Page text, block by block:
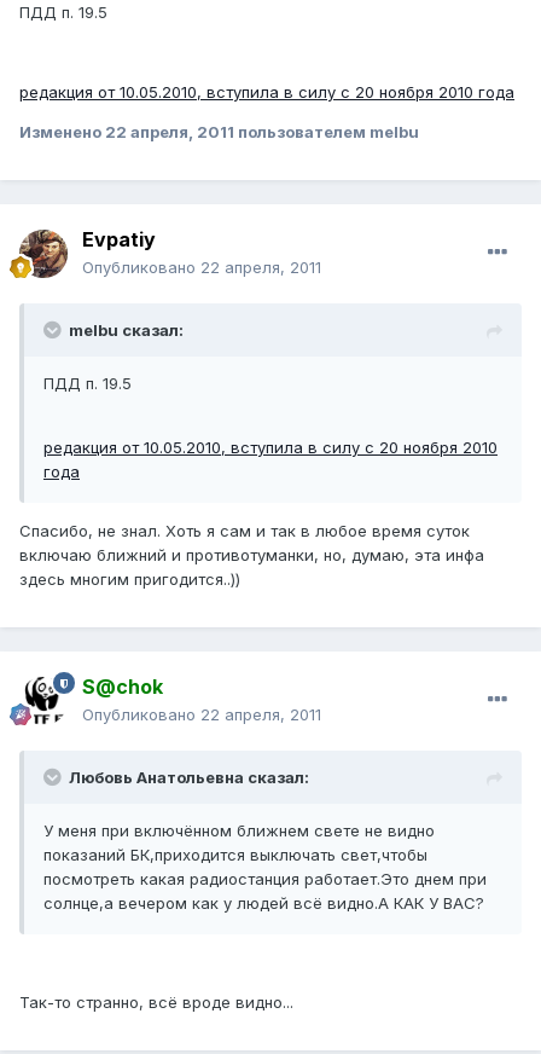
ПДД п. 19.5
редакция от 10.05.2010, вступила в силу с 20 ноября 2010 года
Изменено 22 апреля, 2011 пользователем melbu
Evpatiy
Опубликовано 22 апреля, 2011
melbu сказал:
ПДД п. 19.5
редакция от 10.05.2010, вступила в силу с 20 ноября 2010
года
Спасибо, не знал. Хоть я сам и так в любое время суток
включаю ближний и противотуманки, но, думаю, эта инфа
здесь многим пригодится..))
S@chok
Опубликовано 22 апреля, 2011
Любовь Анатольевна сказал:
У меня при включённом ближнем свете не видно
показаний БК,приходится выключать свет,чтобы
посмотреть какая радиостанция работает.Это днем при
солнце,а вечером как у людей всё видно.А КАК У ВАС?
Так-то странно, всё вроде видно...